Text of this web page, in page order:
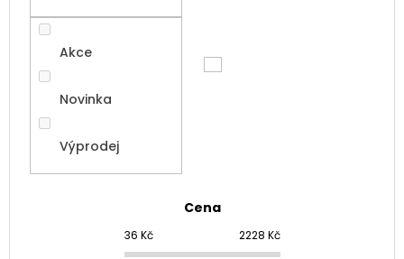
Cena
36 Kč 2228 Kč
Akce
Novinka
Výprodej